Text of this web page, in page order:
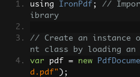
using IronPdf ;
//
ibrary
// Create an instance
nt class by loading an
var pdf = new
d.pdf" );